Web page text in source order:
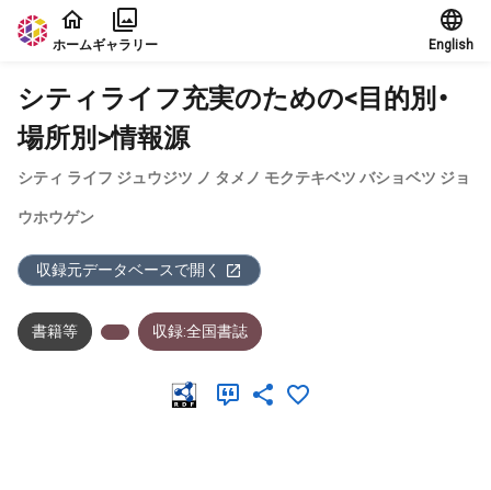
本文に飛ぶ
ホームギャラリー English
シティライフ充実のための<目的別・
場所別>情報源
シティ ライフ ジュウジツ ノ タメノ モクテキベツ バショベツ ジョ
ウホウゲン
収録元データベースで開く
書籍等 収録:全国書誌